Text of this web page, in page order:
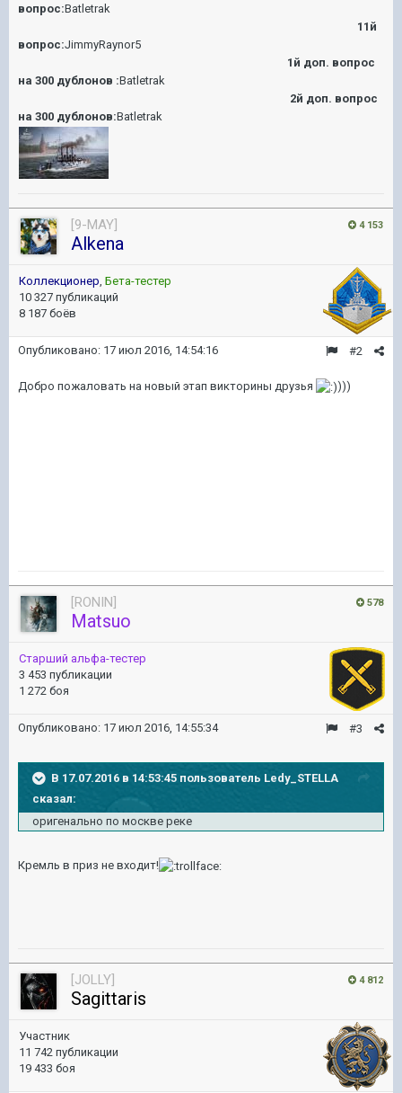
вопрос:Batletrak
11й
вопрос:JimmyRaynor5
1й доп. вопрос
на 300 дублонов :Batletrak
2й доп. вопрос
на 300 дублонов:Batletrak
4 153
[9-MAY]
Alkena
Коллекционер, Бета-тестер
10 327 публикаций
8 187 боёв
#2
Опубликовано: 17 июл 2016, 14:54:16
Добро пожаловать на новый этап викторины друзья )))
578
[RONIN]
Matsuo
Старший альфа-тестер
3 453 публикации
1 272 боя
#3
Опубликовано: 17 июл 2016, 14:55:34
В 17.07.2016 в 14:53:45 пользователь Ledy_STELLA
сказал:
оригенально по москве реке
Кремль в приз не входит!
4 812
[JOLLY]
Sagittaris
Участник
11 742 публикации
19 433 боя